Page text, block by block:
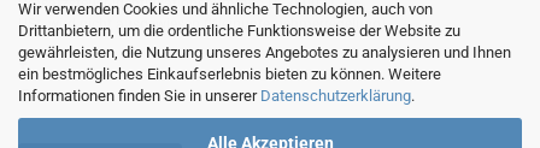
Wir verwenden Cookies und ähnliche Technologien, auch von
Drittanbietern, um die ordentliche Funktionsweise der Website zu
gewährleisten, die Nutzung unseres Angebotes zu analysieren und Ihnen
ein bestmögliches Einkaufserlebnis bieten zu können. Weitere
Informationen finden Sie in unserer Datenschutzerklärung.
Alle Akzeptieren
Umsatzsteuer-Identifikationsnummer: DE360021786
USt. wird nicht ausgewiesen (Kleinunternehmerregelung)